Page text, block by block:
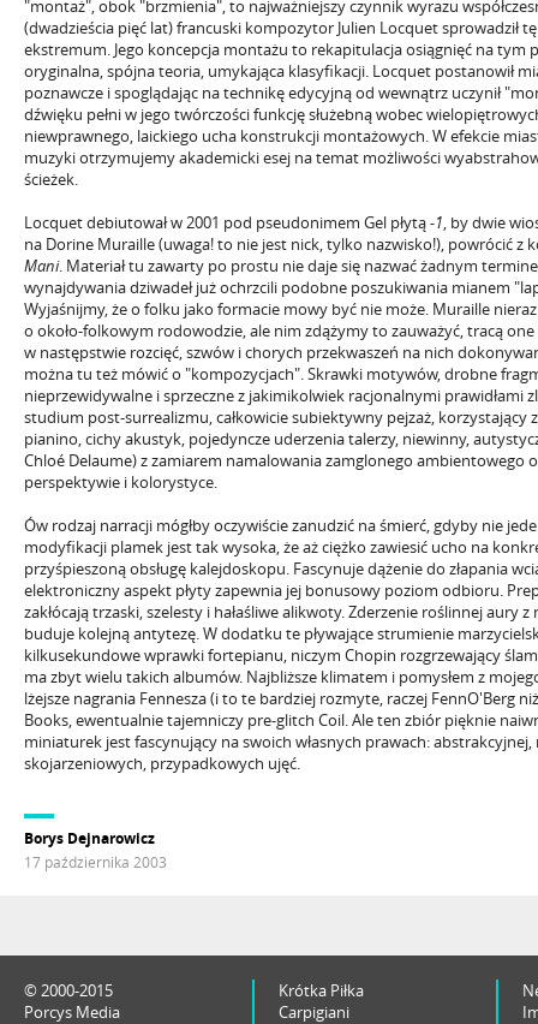
"montaż", obok "brzmienia", to najważniejszy czynnik wyrazu
(dwadzieścia pięć lat) francuski kompozytor Julien Locquet sprowadził
ekstremum. Jego koncepcja montażu to rekapitulacja osiągnięć na tym
oryginalna, spójna teoria, umykająca klasyfikacji. Locquet postanowił
poznawcze i spoglądając na technikę edycyjną od wewnątrz uczynił
dźwięku pełni w jego twórczości funkcję służebną wobec
niewprawnego, laickiego ucha konstrukcji montażowych. W efekcie
muzyki otrzymujemy akademicki esej na temat możliwości
ścieżek.
Locquet debiutował w 2001 pod pseudonimem Gel płytą-1, by dwie
na Dorine Muraille (uwaga! to nie jest nick, tylko nazwisko!), powrócić z
Mani. Materiał tu zawarty po prostu nie daje się nazwać żadnym
wynajdywania dziwadeł już ochrzcili podobne poszukiwania mianem
Wyjaśnijmy, że o folku jako formacie mowy być nie może. Muraille
o około-folkowym rodowodzie, ale nim zdążymy to zauważyć, tracą
w następstwie rozcięć, szwów i chorych przekwaszeń na nich
można tu też mówić o "kompozycjach". Skrawki motywów, drobne
nieprzewidywalne i sprzeczne z jakimikolwiek racjonalnymi prawidłami
studium post-surrealizmu, całkowicie subiektywny pejzaż, korzystający
pianino, cichy akustyk, pojedyncze uderzenia talerzy, niewinny,
Chloé Delaume) z zamiarem namalowania zamglonego ambientowego
perspektywie i kolorystyce.
Ów rodzaj narracji mógłby oczywiście zanudzić na śmierć, gdyby nie
modyfikacji plamek jest tak wysoka, że aż ciężko zawiesić ucho na
przyśpieszoną obsługę kalejdoskopu. Fascynuje dążenie do złapania
elektroniczny aspekt płyty zapewnia jej bonusowy poziom odbioru.
zakłócają trzaski, szelesty i hałaśliwe alikwoty. Zderzenie roślinnej aury
buduje kolejną antytezę. W dodatku te pływające strumienie
kilkusekundowe wprawki fortepianu, niczym Chopin rozgrzewający
ma zbyt wielu takich albumów. Najbliższe klimatem i pomysłem z
lżejsze nagrania Fennesza (i to te bardziej rozmyte, raczej FennO'Berg
Books, ewentualnie tajemniczy pre-glitch Coil. Ale ten zbiór pięknie
miniaturek jest fascynujący na swoich własnych prawach:
skojarzeniowych, przypadkowych ujęć.
Borys Dejnarowicz
17 października 2003
© 2000-2015
Porcys Media
Krótka Piłka
Carpigiani